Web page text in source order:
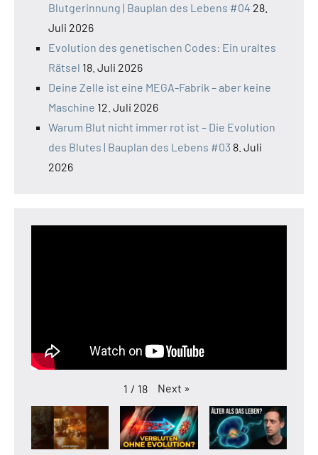
Blutgerinnung | Bauplan des Lebens #04 28.
Juli 2026
Evolution des genetischen Codes: Ein uraltes
Rätsel 18. Juli 2026
Deine Zelle ist eine MEGA-Fabrik – aber keine
Maschine 12. Juli 2026
Warum Blut nicht immer rot ist – Die Evolution
des Blutes | Bauplan des Lebens #03 8. Juli
2026
1 / 18 Next »